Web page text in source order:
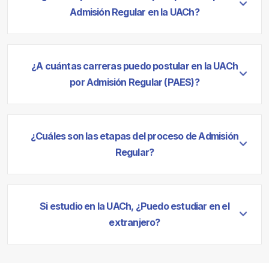
Admisión Regular en la UACh?
¿A cuántas carreras puedo postular en la UACh
por Admisión Regular (PAES)?
¿Cuáles son las etapas del proceso de Admisión
Regular?
Si estudio en la UACh, ¿Puedo estudiar en el
extranjero?